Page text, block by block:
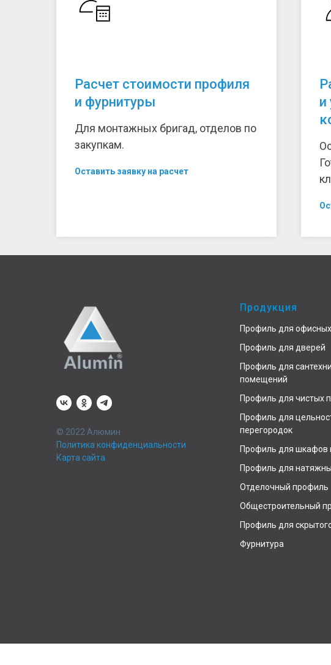
Расчет стоимости профиля
и фурнитуры
Для монтажных бригад, отделов по
закупкам.
Оставить заявку на расчет
и
© 2022 Алюмин
Политика конфиденциальности
Карта сайта
Продукция
Профиль для
Профиль для дверей
Профиль для
помещений
Профиль для чистых
Профиль для
перегородок
Профиль для шкафов
Профиль для
Отделочный профиль
Общестроительный
Профиль для
Фурнитура